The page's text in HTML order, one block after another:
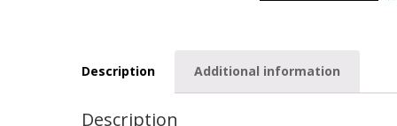
Description Additional information
Description